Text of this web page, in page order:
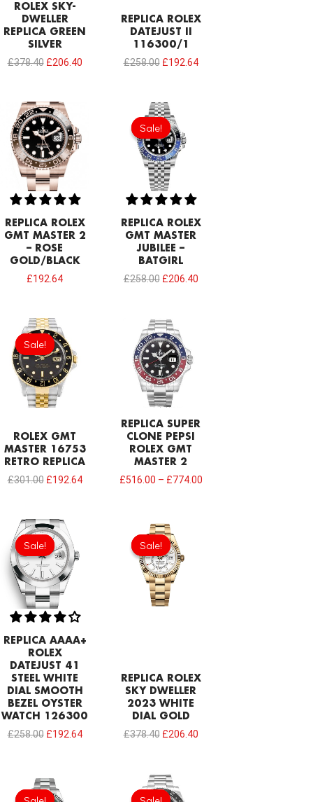
ROLEX SKY-
DWELLER
REPLICA GREEN
SILVER
£378.40 £206.40
REPLICA ROLEX
DATEJUST II
116300/1
£258.00 £192.64
REPLICA ROLEX
GMT MASTER 2
– ROSE
GOLD/BLACK
£192.64
Sale!
Sale!
REPLICA ROLEX
GMT MASTER
JUBILEE –
BATGIRL
£258.00
Original
price
was:
£258.00.
£206.40
Sale!
Sale!
ROLEX GMT
MASTER 16753
RETRO REPLICA
£301.00
Original
price
was:
£301.00.
£192.64
REPLICA SUPER
CLONE PEPSI
ROLEX GMT
MASTER 2
£516.00 – £774.00
Sale!
Sale!
REPLICA AAAA+
ROLEX
DATEJUST 41
STEEL WHITE
DIAL SMOOTH
BEZEL OYSTER
WATCH 126300
£258.00
Original
price
was:
£258.00.
£192.64
Sale!
Sale!
REPLICA ROLEX
SKY DWELLER
2023 WHITE
DIAL GOLD
£378.40
Original
price
was:
£378.40.
£206.40
Original
price
Original
price